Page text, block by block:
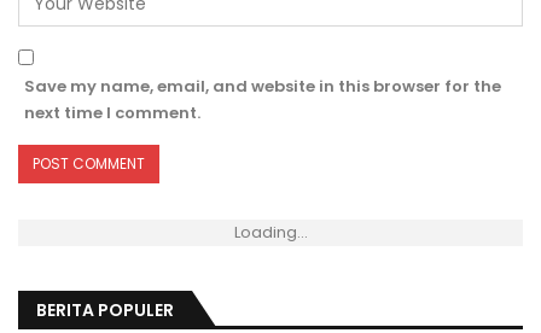
Save my name, email, and website in this browser for the
next time I comment.
Loading...
BERITA POPULER